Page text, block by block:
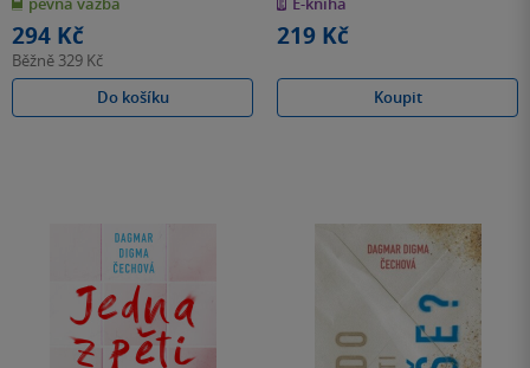
hvězdiček
294 Kč
Běžně 329 Kč
Do košíku
hvězdiček
219 Kč
Koupit